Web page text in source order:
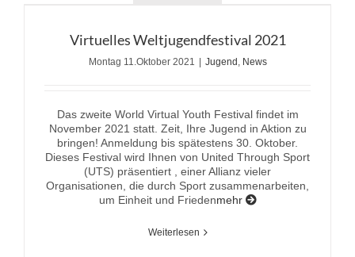
Virtuelles Weltjugendfestival 2021
Montag 11.Oktober 2021 | Jugend News
Das zweite World Virtual Youth Festival findet im
November 2021 statt. Zeit, Ihre Jugend in Aktion zu
bringen! Anmeldung bis spätestens 30. Oktober.
Dieses Festival wird Ihnen von United Through Sport
(UTS) präsentiert , einer Allianz vieler
Organisationen, die durch Sport zusammenarbeiten,
um Einheit und Friedenmehr
Weiterlesen